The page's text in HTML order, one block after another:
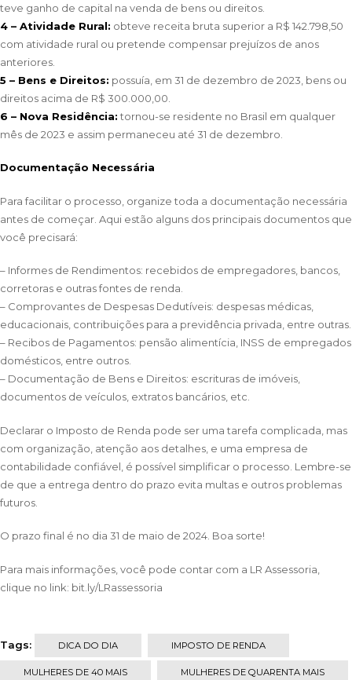
teve ganho de capital na venda de bens ou direitos.
4 – Atividade Rural: obteve receita bruta superior a R$ 142.798,50
com atividade rural ou pretende compensar prejuízos de anos
anteriores.
5 – Bens e Direitos: possuía, em 31 de dezembro de 2023, bens ou
direitos acima de R$ 300.000,00.
6 – Nova Residência:tornou-se residente no Brasil em qualquer
mês de 2023 e assim permaneceu até 31 de dezembro.
Documentação Necessária
Para facilitar o processo, organize toda a documentação necessária
antes de começar. Aqui estão alguns dos principais documentos que
você precisará:
– Informes de Rendimentos: recebidos de empregadores, bancos,
corretoras e outras fontes de renda.
– Comprovantes de Despesas Dedutíveis: despesas médicas,
educacionais, contribuições para a previdência privada, entre outras.
– Recibos de Pagamentos: pensão alimentícia, INSS de empregados
domésticos, entre outros.
– Documentação de Bens e Direitos: escrituras de imóveis,
documentos de veículos, extratos bancários, etc.
Declarar o Imposto de Renda pode ser uma tarefa complicada, mas
com organização, atenção aos detalhes, e uma empresa de
contabilidade confiável, é possível simplificar o processo. Lembre-se
de que a entrega dentro do prazo evita multas e outros problemas
futuros.
O prazo final é no dia 31 de maio de 2024. Boa sorte!
Para mais informações, você pode contar com a LR Assessoria,
clique no link: bit.ly/LRassessoria
Tags: DICA DO DIA IMPOSTO DE RENDA
MULHERES DE 40 MAIS MULHERES DE QUARENTA MAIS